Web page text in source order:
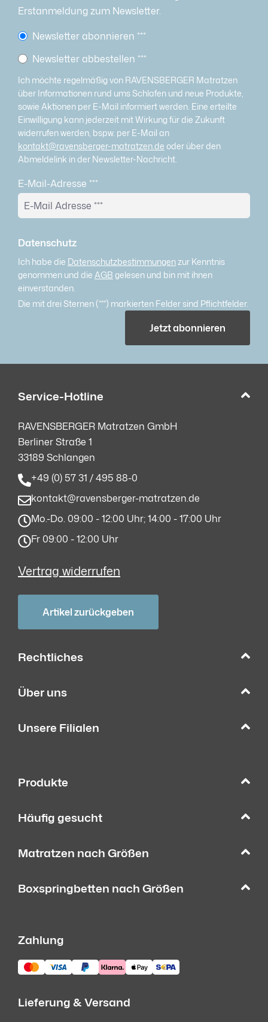
Erstanmeldung zum Newsletter.
Newsletter abonnieren ***
Newsletter abbestellen ***
Ich möchte regelmäßig von RAVENSBERGER Matratzen
über Informationen rund ums Schlafen und neue Produkte,
sowie Aktionen per E-Mail informiert werden. Eine erteilte
Einwilligung kann jederzeit mit Wirkung für die Zukunft
widerrufen werden, bspw. per E-Mail an
kontakt@ravensberger-matratzen.de oder über den
Abmeldelink in der Newsletter-Nachricht.
E-Mail-Adresse ***
Datenschutz
Ich habe die Datenschutzbestimmungenzur Kenntnis
genommen und die AGB gelesen und bin mit ihnen
einverstanden.
Die mit drei Sternen (***) markierten Felder sind Pflichtfelder.
Jetzt abonnieren
Service-Hotline
RAVENSBERGER Matratzen GmbH
Berliner Straße 1
33189 Schlangen
+49 (0) 57 31 / 495 88-0
kontakt@ravensberger-matratzen.de
Mo.-Do. 09:00 - 12:00 Uhr; 14:00 - 17:00 Uhr
Fr 09:00 - 12:00 Uhr
Vertrag widerrufen
Artikel zurückgeben
Rechtliches
Über uns
Unsere Filialen
Produkte
Häufig gesucht
Matratzen nach Größen
Boxspringbetten nach Größen
Zahlung
Lieferung & Versand